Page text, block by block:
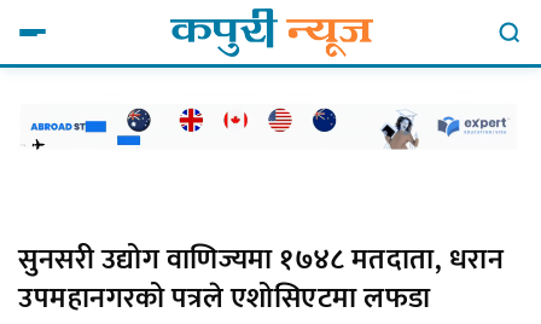
सुनसरी उद्योग वाणिज्यमा १७४८ मतदाता, धरान
उपमहानगरको पत्रले एशोसिएटमा लफडा